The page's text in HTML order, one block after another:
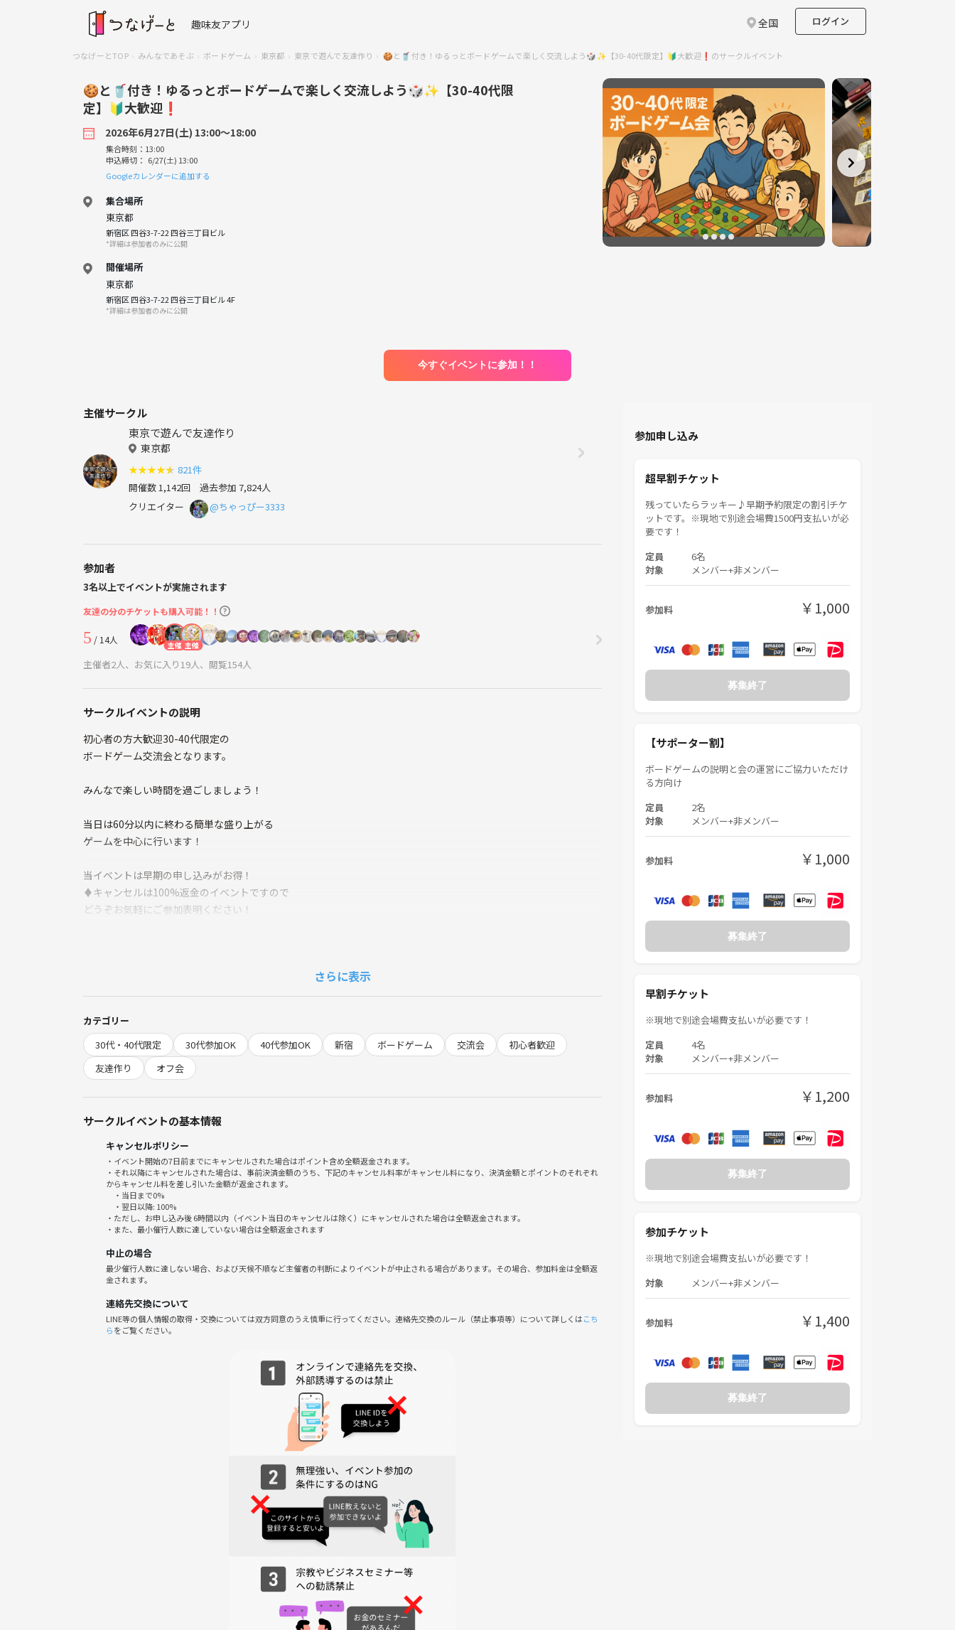
趣味友アプリ 全国 ログイン
つなげーとTOP みんなであそぶ ボードゲーム 東京都 東京で遊んで友達作り 🍪と🥤付き！ゆるっとボードゲームで楽しく交流しよう🎲✨【30-40代限定】🔰大歓迎❗️のサークルイベント
🍪と🥤付き！ゆるっとボードゲームで楽しく交流しよう🎲✨【30-40代限
定】🔰大歓迎❗️
2026年6月27日(土) 13:00〜18:00
集合時刻：13:00
申込締切： 6/27(土) 13:00
Googleカレンダーに追加する
集合場所
東京都
新宿区 四谷3-7-22 四谷三丁目ビル
*詳細は参加者のみに公開
開催場所
東京都
新宿区 四谷3-7-22 四谷三丁目ビル 4F
*詳細は参加者のみに公開
今すぐイベントに参加！！
主催サークル
東京で遊んで友達作り
東京都
★★★★★ 821件
開催数 1,142回 過去参加 7,824人
クリエイター
@ちゃっぴー3333
参加者
3名以上でイベントが実施されます
友達の分のチケットも購入可能！！
5 / 14人 主催 主催
主催者2人、お気に入り19人、閲覧154人
サークルイベントの説明
初心者の方大歓迎30-40代限定の
ボードゲーム交流会となります。
みんなで楽しい時間を過ごしましょう！
当日は60分以内に終わる簡単な盛り上がる
ゲームを中心に行います！
当イベントは早期の申し込みがお得！
♦️キャンセルは100%返金のイベントですので
どうぞお気軽にご参加表明ください！
◆当日の流れ
その後、グループに分かれてゲームを開始！
途中で休憩を挟みながら、楽しい時間を共有しましょう。
途中参加退出OKです！
飲食物・ボードゲームの持ち込みOKです！
初めての方も、みんなが楽しめるようにアットホームな雰囲気を大切にしています。
ゲームを通じて、自然と会話が生まれ、笑顔が溢れる場を目指しています。
【参加費について】
チケット料金＋現地で設備利用料1500円
お菓子と1ドリンク付き！
⚠️注意事項⚠️
・勧誘や営業、しつこいナンパ、暴言など
・男性から女性を個別LINEで食事等へ誘う行為！
→断るのが気まずくなりますのでやめましょう！
⚠️嫌な思いや、被害に遭われた方は必ず、運営までご報告ください⚠️
サークルやイベントの雰囲気を乱す行動をされる方、運営の指示に従っていただけない方は、参加をお断りする場合
さらに表示
カテゴリー
30代・40代限定
30代参加OK 40代参加OK 新宿 ボードゲーム 交流会
初心者歓迎
友達作り
オフ会
サークルイベントの基本情報
キャンセルポリシー
・イベント開始の7日前までにキャンセルされた場合はポイント含め全額返金されます。
・それ以降にキャンセルされた場合は、事前決済金額のうち、下記のキャンセル料率がキャンセル料になり、決済金額とポイントのそれぞれ
からキャンセル料を差し引いた金額が返金されます。
・当日まで0%
・翌日以降: 100%
・ただし、お申し込み後 6時間以内（イベント当日のキャンセルは除く）にキャンセルされた場合は全額返金されます。
・また、最小催行人数に達していない場合は全額返金されます
中止の場合
最少催行人数に達しない場合、および天候不順など主催者の判断によりイベントが中止される場合があります。その場合、参加料金は全額返
金されます。
連絡先交換について
LINE等の個人情報の取得・交換については双方同意のうえ慎重に行ってください。連絡先交換のルール（禁止事項等）について詳しくはこち
らをご覧ください。
参加申し込み
超早割チケット
残っていたらラッキー♪早期予約限定の割引チケ
ットです。※現地で別途会場費1500円支払いが必
要です！
定員 6名
対象 メンバー+非メンバー
参加料 ￥1,000
募集終了
【サポーター割】
ボードゲームの説明と会の運営にご協力いただけ
る方向け
定員 2名
対象 メンバー+非メンバー
参加料 ￥1,000
募集終了
早割チケット
※現地で別途会場費支払いが必要です！
定員 4名
対象 メンバー+非メンバー
参加料 ￥1,200
募集終了
参加チケット
※現地で別途会場費支払いが必要です！
対象
メンバー+非メンバー
参加料 ￥1,400
募集終了